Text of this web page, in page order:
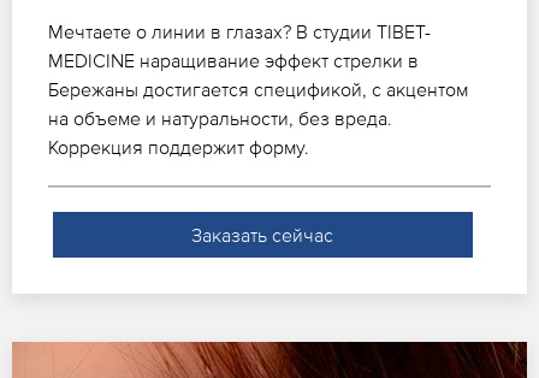
Мечтаете о линии в глазах? В студии TIBET-
MEDICINE наращивание эффект стрелки в
Бережаны достигается спецификой, с акцентом
на объеме и натуральности, без вреда.
Коррекция поддержит форму.
Заказать сейчас